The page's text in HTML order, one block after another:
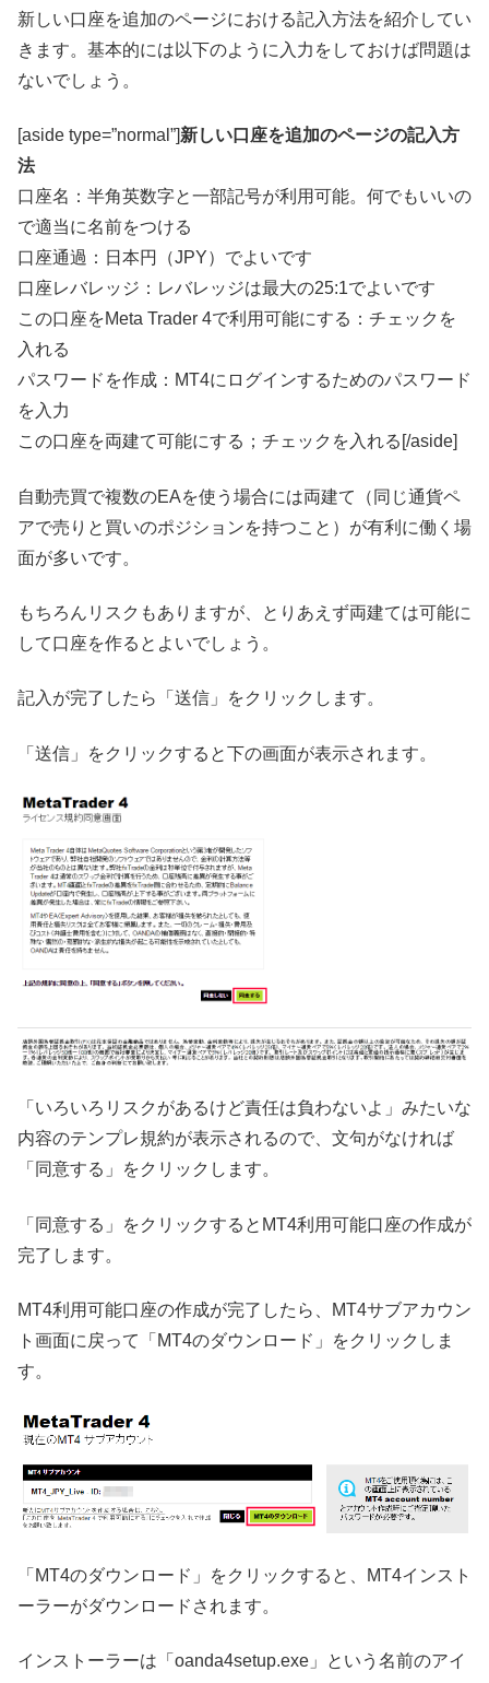
新しい口座を追加のページにおける記入方法を紹介してい
きます。基本的には以下のように入力をしておけば問題は
ないでしょう。
[aside type=”normal”]新しい口座を追加のページの記入方
法
口座名：半角英数字と一部記号が利用可能。何でもいいの
で適当に名前をつける
口座通過：日本円（JPY）でよいです
口座レバレッジ：レバレッジは最大の25:1でよいです
この口座をMeta Trader 4で利用可能にする：チェックを
入れる
パスワードを作成：MT4にログインするためのパスワード
を入力
この口座を両建て可能にする；チェックを入れる[/aside]
自動売買で複数のEAを使う場合には両建て（同じ通貨ペ
アで売りと買いのポジションを持つこと）が有利に働く場
面が多いです。
もちろんリスクもありますが、とりあえず両建ては可能に
して口座を作るとよいでしょう。
記入が完了したら「送信」をクリックします。
「送信」をクリックすると下の画面が表示されます。
「いろいろリスクがあるけど責任は負わないよ」みたいな
内容のテンプレ規約が表示されるので、文句がなければ
「同意する」をクリックします。
「同意する」をクリックするとMT4利用可能口座の作成が
完了します。
MT4利用可能口座の作成が完了したら、MT4サブアカウン
ト画面に戻って「MT4のダウンロード」をクリックしま
す。
「MT4のダウンロード」をクリックすると、MT4インスト
ーラーがダウンロードされます。
インストーラーは「oanda4setup.exe」という名前のアイ